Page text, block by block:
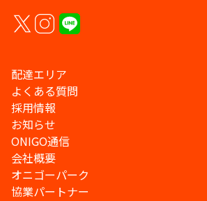
配達エリア
よくある質問
採用情報
お知らせ
ONIGO通信
会社概要
オニゴーパーク
協業パートナー